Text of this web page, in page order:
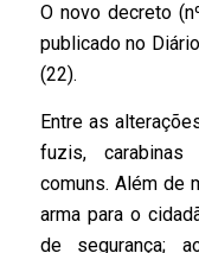
O novo decreto
publicado no
(22).
Entre as
fuzis, carabinas
comuns. Além de
arma para o
de segurança;